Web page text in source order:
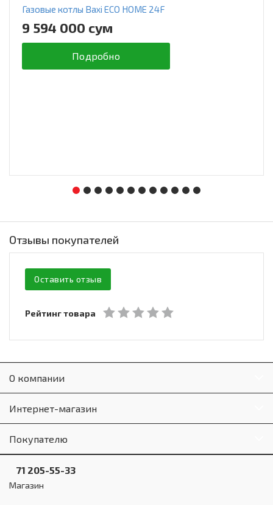
Газовые котлы Baxi ECO HOME 24F
9 594 000 сум
Подробно
Отзывы покупателей
Оставить отзыв
Рейтинг товара
О компании
Интернет-магазин
Покупателю
71 205-55-33
Магазин